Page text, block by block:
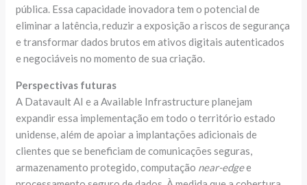
pública. Essa capacidade inovadora tem o potencial de
eliminar a latência, reduzir a exposição a riscos de segurança
e transformar dados brutos em ativos digitais autenticados
e negociáveis ​​no momento de sua criação.
Perspectivas futuras
A Datavault AI e a Available Infrastructure planejam
expandir essa implementação em todo o território estado
unidense, além de apoiar a implantações adicionais de
clientes que se beneficiam de comunicações seguras,
armazenamento protegido, computação near-edgee